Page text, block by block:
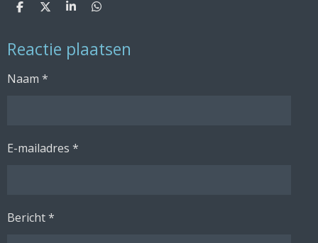
D
e
n
D
l
S
r
e
D
e
n
Reactie plaatsen
Naam *
E-mailadres *
Bericht *